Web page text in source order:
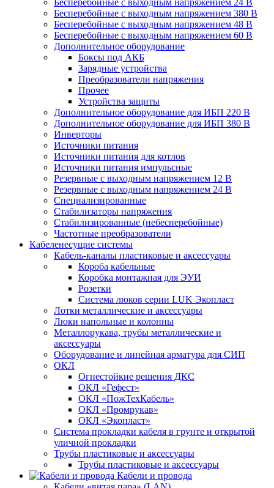
Бесперебойные с выходным напряжением 24 В
Бесперебойные с выходным напряжением 380 В
Бесперебойные с выходным напряжением 48 В
Бесперебойные с выходным напряжением 60 В
Дополнительное оборудование
Боксы под АКБ
Зарядные устройства
Преобразователи напряжения
Прочее
Устройства защиты
Дополнительное оборудование для ИБП 220 В
Дополнительное оборудование для ИБП 380 В
Инверторы
Источники питания
Источники питания для котлов
Источники питания импульсные
Резервные с выходным напряжением 12 В
Резервные с выходным напряжением 24 В
Специализированные
Стабилизаторы напряжения
Стабилизированные (небесперебойные)
Частотные преобразователи
Кабеленесущие системы
Кабель-каналы пластиковые и аксессуары
Короба кабельные
Коробка монтажная для ЭУИ
Розетки
Система люков серии LUK Экопласт
Лотки металлические и аксессуары
Люки напольные и колонны
Металлорукава, трубы металлические и
аксессуары
Оборудование и линейная арматура для СИП
ОКЛ
Огнестойкие решения ДКС
ОКЛ «Гефест»
ОКЛ «ПожТехКабель»
ОКЛ «Промрукав»
ОКЛ «Экопласт»
Система прокладки кабеля в грунте и открытой
уличной прокладки
Трубы пластиковые и аксессуары
Трубы пластиковые и аксессуары
Кабели и провода